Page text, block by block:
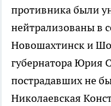
противника были
нейтрализованы в
Новошахтинск и
губернатора Юрия
пострадавших не
Николаевская